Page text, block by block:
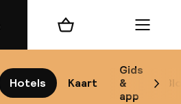
Hotels Kaart
Gids
&
app
Winkelmand Menu